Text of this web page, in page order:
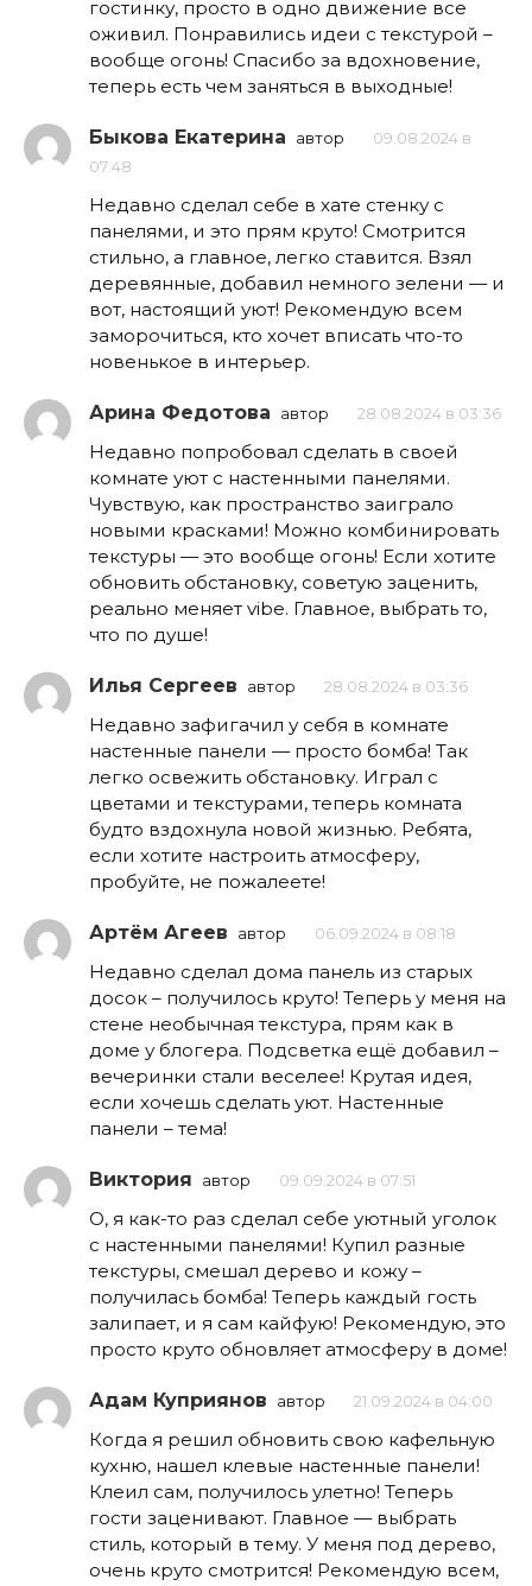
гостинку, просто в одно движение все
оживил. Понравились идеи с текстурой –
вообще огонь! Спасибо за вдохновение,
теперь есть чем заняться в выходные!
Быкова Екатерина автор
09.08.2024 в
07:48
Недавно сделал себе в хате стенку с
панелями, и это прям круто! Смотрится
стильно, а главное, легко ставится. Взял
деревянные, добавил немного зелени — и
вот, настоящий уют! Рекомендую всем
заморочиться, кто хочет вписать что-то
новенькое в интерьер.
Арина Федотова автор 28.08.2024 в 03:36
Недавно попробовал сделать в своей
комнате уют с настенными панелями.
Чувствую, как пространство заиграло
новыми красками! Можно комбинировать
текстуры — это вообще огонь! Если хотите
обновить обстановку, советую заценить,
реально меняет vibe. Главное, выбрать то,
что по душе!
Илья Сергеев автор 28.08.2024 в 03:36
Недавно зафигачил у себя в комнате
настенные панели — просто бомба! Так
легко освежить обстановку. Играл с
цветами и текстурами, теперь комната
будто вздохнула новой жизнью. Ребята,
если хотите настроить атмосферу,
пробуйте, не пожалеете!
Артём Агеев автор 06.09.2024 в 08:18
Недавно сделал дома панель из старых
досок – получилось круто! Теперь у меня на
стене необычная текстура, прям как в
доме у блогера. Подсветка ещё добавил –
вечеринки стали веселее! Крутая идея,
если хочешь сделать уют. Настенные
панели – тема!
Виктория автор 09.09.2024 в 07:51
О, я как-то раз сделал себе уютный уголок
с настенными панелями! Купил разные
текстуры, смешал дерево и кожу –
получилась бомба! Теперь каждый гость
залипает, и я сам кайфую! Рекомендую, это
просто круто обновляет атмосферу в доме!
Адам Куприянов автор 21.09.2024 в 04:00
Когда я решил обновить свою кафельную
кухню, нашел клевые настенные панели!
Клеил сам, получилось улетно! Теперь
гости заценивают. Главное — выбрать
стиль, который в тему. У меня под дерево,
очень круто смотрится! Рекомендую всем,